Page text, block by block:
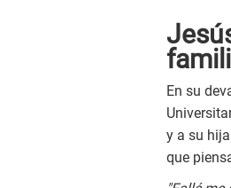
En su
y a su
que